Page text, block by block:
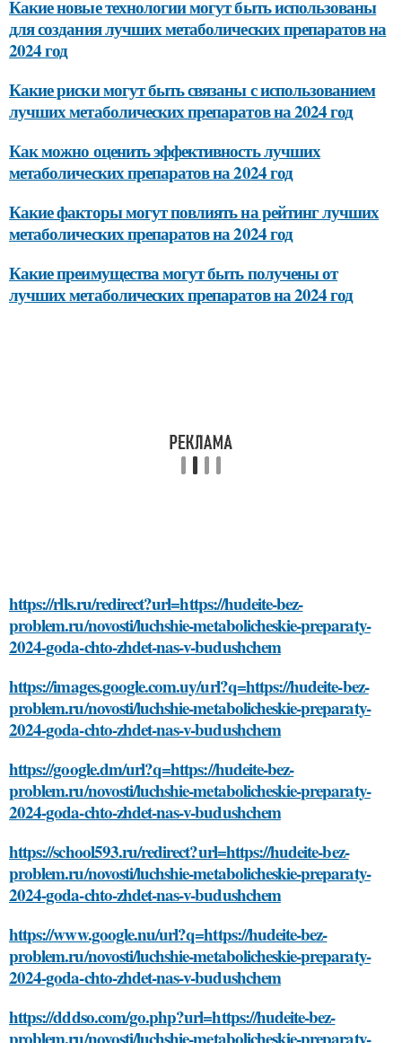
Какие новые технологии могут быть использованы
для создания лучших метаболических препаратов на
2024 год
Какие риски могут быть связаны с использованием
лучших метаболических препаратов на 2024 год
Как можно оценить эффективность лучших
метаболических препаратов на 2024 год
Какие факторы могут повлиять на рейтинг лучших
метаболических препаратов на 2024 год
Какие преимущества могут быть получены от
лучших метаболических препаратов на 2024 год
https://rlls.ru/redirect?url=https://hudeite-bez-
problem.ru/novosti/luchshie-metabolicheskie-preparaty-
2024-goda-chto-zhdet-nas-v-budushchem
https://images.google.com.uy/url?q=https://hudeite-bez-
problem.ru/novosti/luchshie-metabolicheskie-preparaty-
2024-goda-chto-zhdet-nas-v-budushchem
https://google.dm/url?q=https://hudeite-bez-
problem.ru/novosti/luchshie-metabolicheskie-preparaty-
2024-goda-chto-zhdet-nas-v-budushchem
https://school593.ru/redirect?url=https://hudeite-bez-
problem.ru/novosti/luchshie-metabolicheskie-preparaty-
2024-goda-chto-zhdet-nas-v-budushchem
https://www.google.nu/url?q=https://hudeite-bez-
problem.ru/novosti/luchshie-metabolicheskie-preparaty-
2024-goda-chto-zhdet-nas-v-budushchem
https://dddso.com/go.php?url=https://hudeite-bez-
problem.ru/novosti/luchshie-metabolicheskie-preparaty-